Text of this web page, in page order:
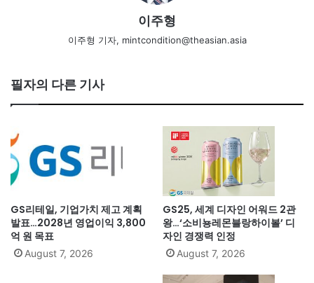
이주형
이주형 기자, mintcondition@theasian.asia
필자의 다른 기사
GS리테일, 기업가치 제고 계획
발표…2028년 영업이익 3,800
억 원 목표
August 7, 2026
GS25, 세계 디자인 어워드 2관
왕…‘소비뇽레몬블랑하이볼’ 디
자인 경쟁력 인정
August 7, 2026